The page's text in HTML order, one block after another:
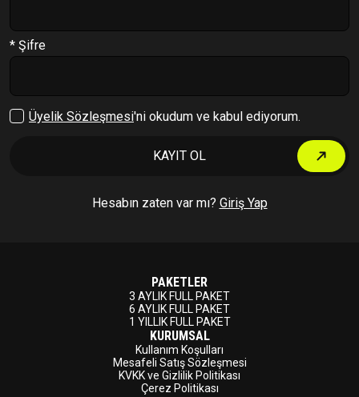
* Şifre
Üyelik Sözleşmesi'ni okudum ve kabul ediyorum.
KAYIT OL
Hesabın zaten var mı? Giriş Yap
PAKETLER
3 AYLIK FULL PAKET
6 AYLIK FULL PAKET
1 YILLIK FULL PAKET
KURUMSAL
Kullanım Koşulları
Mesafeli Satış Sözleşmesi
KVKK ve Gizlilik Politikası
Çerez Politikası